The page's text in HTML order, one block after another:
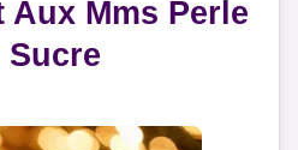
Aux Mms Perle
Sucre